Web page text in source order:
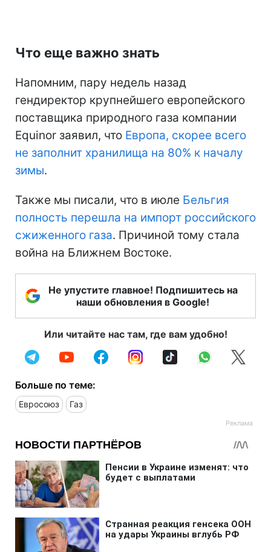
Что еще важно знать
Напомним, пару недель назад
гендиректор крупнейшего европейского
поставщика природного газа компании
Equinor заявил, что Европа, скорее всего
не заполнит хранилища на 80% к началу
зимы.
Также мы писали, что в июле Бельгия
полность перешла на импорт российского
сжиженного газа. Причиной тому стала
война на Ближнем Востоке.
Не упустите главное! Подпишитесь на
наши обновления в Google!
Или читайте нас там, где вам удобно!
Больше по теме:
Евросоюз Газ